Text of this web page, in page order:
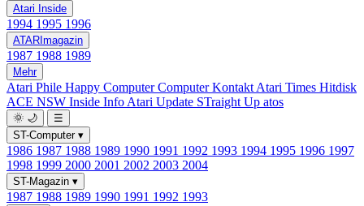
Atari Inside
1994 1995 1996
ATARImagazin
1987 1988 1989
Mehr
Atari Phile Happy ComputerComputer Kontakt Atari Times Hitdisk
ACE NSW Inside Info Atari Update STraight Up atos
🌞 🌙
☰
ST-Computer ▾
1986 1987 1988 1989 1990 1991 1992 1993 1994 1995 1996 1997
1998 1999 2000 2001 2002 2003 2004
ST-Magazin ▾
1987 1988 1989 1990 1991 1992 1993